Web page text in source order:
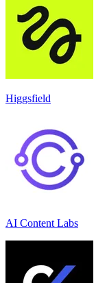
Higgsfield
AI Content Labs